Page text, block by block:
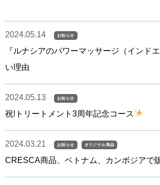
2024.05.14 お知らせ
『ルナシアのパワーマッサージ（インド
い理由
2024.05.13 お知らせ
祝!トリートメント3周年記念コース
2024.03.21 お知らせ オリジナル商品
CRESCA商品、ベトナム、カンボジアで